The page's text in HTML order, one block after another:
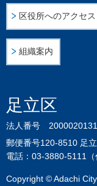
足立区
法人番号
郵便番号120-8510 足
電話：03-3880-5111（
Copyright © Adachi
区役所へのアクセ
組織案内